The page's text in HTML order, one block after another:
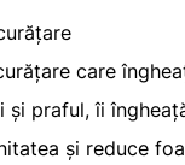
care
praful, îi
și reduce